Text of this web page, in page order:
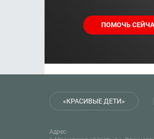
ПОМОЧЬ
«КРАСИВЫЕ ДЕТИ»
Адрес: